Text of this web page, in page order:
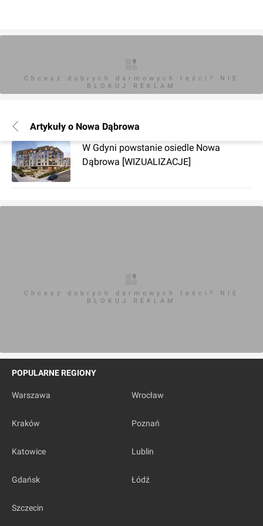
Chcesz dobrych darmowych teści? NIE
BLOKUJ REKLAM
Artykuły o Nowa Dąbrowa
W Gdyni powstanie osiedle Nowa
Dąbrowa [WIZUALIZACJE]
Chcesz dobrych darmowych teści? NIE
BLOKUJ REKLAM
POPULARNE REGIONY
Warszawa Wrocław
Kraków Poznań
Katowice Lublin
Gdańsk Łódź
Szczecin